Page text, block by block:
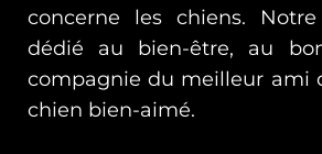
concerne les chiens.
dédié au bien-être, au
compagnie du meilleur ami
chien bien-aimé.